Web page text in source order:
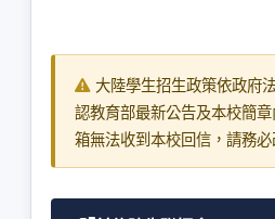
大陸學生招生政策依政府
認教育部最新公告及本校簡
箱無法收到本校回信，請務